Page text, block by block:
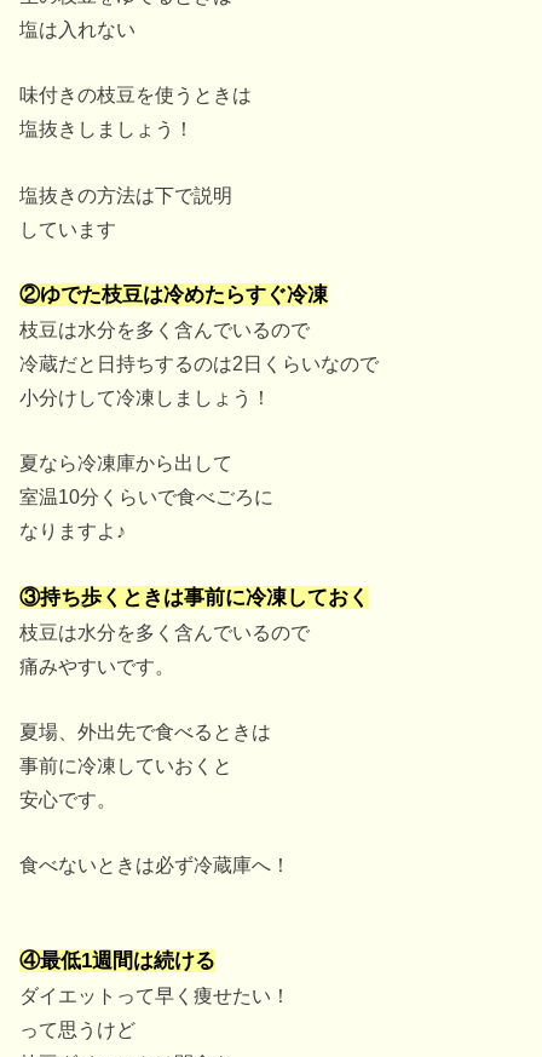
塩は入れない
味付きの枝豆を使うときは
塩抜きしましょう！
塩抜きの方法は下で説明
しています
②ゆでた枝豆は冷めたらすぐ冷凍
枝豆は水分を多く含んでいるので
冷蔵だと日持ちするのは2日くらいなので
小分けして冷凍しましょう！
夏なら冷凍庫から出して
室温10分くらいで食べごろに
なりますよ♪
③持ち歩くときは事前に冷凍しておく
枝豆は水分を多く含んでいるので
痛みやすいです。
夏場、外出先で食べるときは
事前に冷凍していおくと
安心です。
食べないときは必ず冷蔵庫へ！
④最低1週間は続ける
ダイエットって早く痩せたい！
って思うけど